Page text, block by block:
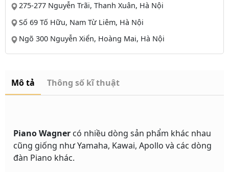
275-277 Nguyễn Trãi, Thanh Xuân, Hà Nội
Số 69 Tố Hữu, Nam Từ Liêm, Hà Nội
Ngõ 300 Nguyễn Xiển, Hoàng Mai, Hà Nội
Mô tả Thông số kĩ thuật
Piano Wagner có nhiều dòng sản phẩm khác nhau
cũng giống như Yamaha, Kawai, Apollo và các dòng
đàn Piano khác.